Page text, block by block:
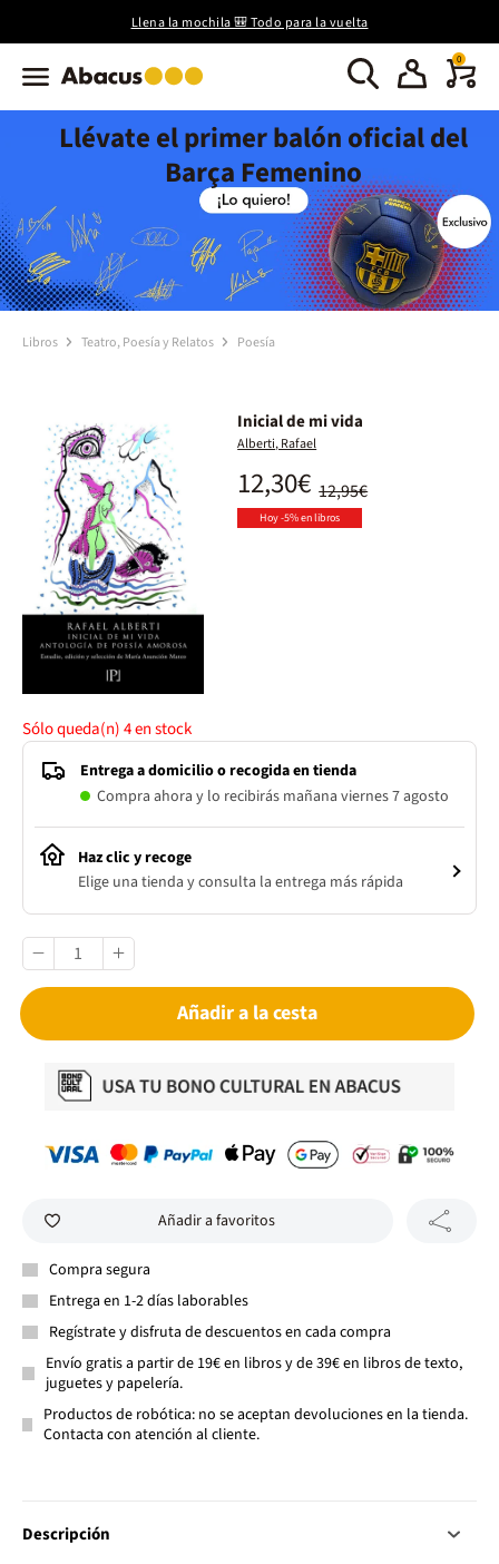
Llena la mochila 🎒 Todo para la vuelta
0
Llévate el primer balón oficial del
Barça Femenino
Libros Teatro, Poesía y Relatos Poesía
Inicial de mi vida
Alberti, Rafael
12,95€
12,30€
Hoy -5% en libros
Sólo queda(n)4en stock
Entrega a domicilio o recogida en tienda
Compra ahora y lo recibirás mañana viernes 7 agosto
Haz clic y recoge
Elige una tienda y consulta la entrega más rápida
Añadir a la cesta
Añadir a favoritos
Compra segura
Entrega en 1-2 días laborables
Regístrate y disfruta de descuentos en cada compra
Envío gratis a partir de 19€ en libros y de 39€ en libros de texto,
juguetes y papelería.
Productos de robótica: no se aceptan devoluciones en la tienda.
Contacta con atención al cliente.
Descripción